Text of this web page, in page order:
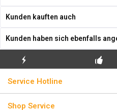
Kunden kauften auch
Kunden haben sich ebenfalls
BLITZVERSAND
Service Hotline
Shop Service